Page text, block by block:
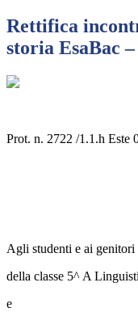
Rettifica
storia EsaBac
Prot. n. 2722 /1.1.h Este
Agli studenti e ai genitori
della classe 5^ A
e